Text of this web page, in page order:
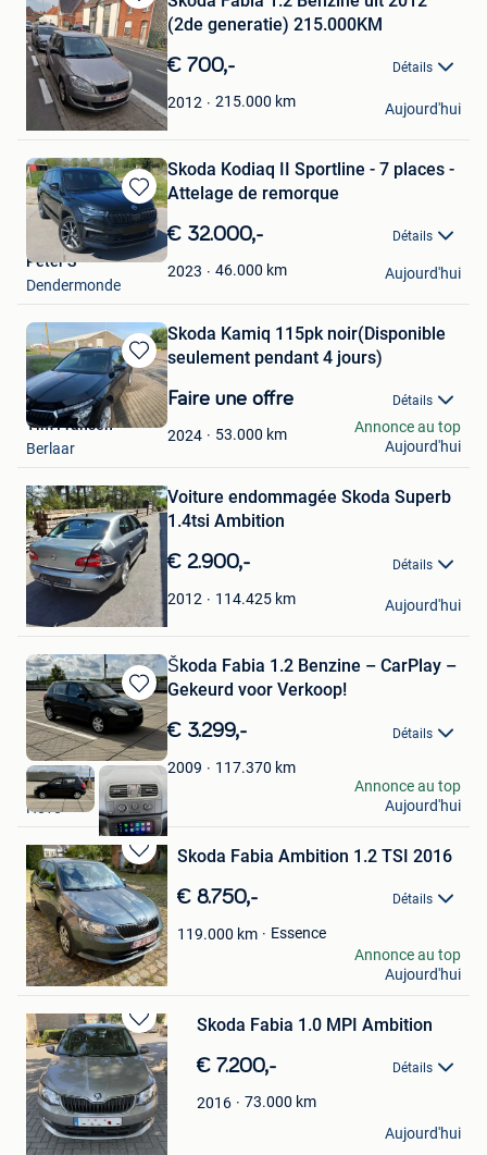
Sauvegarder
dans
Mes
Favoris
(2de generatie) 215.000KM
€ 700,- Détails
2012 215.000 km
Jord
Sint-Martens-Lierde
Aujourd'hui
Sauvegarder
dans
Mes
Favoris
Skoda Kodiaq II Sportline - 7 places -
Attelage de remorque
€ 32.000,- Détails
2023 46.000 km
Peter S
Dendermonde
Aujourd'hui
Sauvegarder
dans
Mes
Favoris
Skoda Kamiq 115pk noir(Disponible
seulement pendant 4 jours)
Faire une offre Détails
2024 53.000 km
Tim Fransen
Berlaar
Annonce au top
Aujourd'hui
Sauvegarder
Mes
FavorisVoiture endommagée Skoda Superb
1.4tsi Ambition
€ 2.900,- Détails
2012 114.425 km
vinceh
Aujourd'hui
Sauvegarder
dans
Mes
Favoris
Škoda Fabia 1.2 Benzine – CarPlay –
Gekeurd voor Verkoop!
€ 3.299,- Détails
2009 117.370 km
Rad
Hove
Annonce au top
Aujourd'hui
Sauvegarder
dans
Mes
Favoris
Skoda Fabia Ambition 1.2 TSI 2016
€ 8.750,- Détails
119.000 km
Essence
Ravi Van Steen
Pulderbos
Annonce au top
Aujourd'hui
Sauvegarder
dans
Mes
Favoris
Skoda Fabia 1.0 MPI Ambition
€ 7.200,- Détails
2016 73.000 km
Frederik
Bonheiden
Aujourd'hui